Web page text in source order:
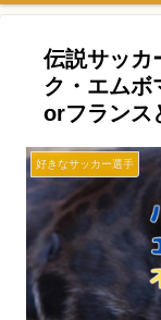
伝説サッカ
ク・エムボ
orフランス
好きなサッカー選手